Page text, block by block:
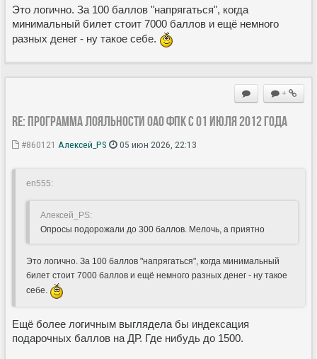
Это логично. За 100 баллов "напрягаться", когда
минимальный билет стоит 7000 баллов и ещё немного
разных денег - ну такое себе.
+
Re: Программа лояльности ОАО ФПК с 01 июля 2012 года
#860121 Алексей_PS 05 июн 2026, 22:13
en555:
Алексей_PS:
Опросы подорожали до 300 баллов. Мелочь, а приятно
Это логично. За 100 баллов "напрягаться", когда минимальный
билет стоит 7000 баллов и ещё немного разных денег - ну такое
себе.
Ещё более логичным выглядела бы индексация
подарочных баллов на ДР. Где нибудь до 1500.